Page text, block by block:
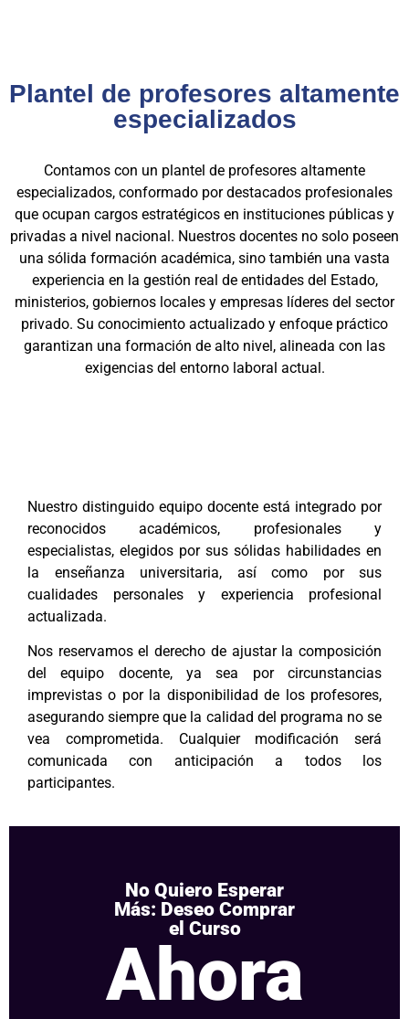
Plantel de profesores altamente
especializados
Contamos con un plantel de profesores altamente
especializados, conformado por destacados profesionales
que ocupan cargos estratégicos en instituciones públicas y
privadas a nivel nacional. Nuestros docentes no solo poseen
una sólida formación académica, sino también una vasta
experiencia en la gestión real de entidades del Estado,
ministerios, gobiernos locales y empresas líderes del sector
privado. Su conocimiento actualizado y enfoque práctico
garantizan una formación de alto nivel, alineada con las
exigencias del entorno laboral actual.
Nuestro distinguido equipo docente está integrado por
reconocidos académicos, profesionales y
especialistas, elegidos por sus sólidas habilidades en
la enseñanza universitaria, así como por sus
cualidades personales y experiencia profesional
actualizada.
Nos reservamos el derecho de ajustar la composición
del equipo docente, ya sea por circunstancias
imprevistas o por la disponibilidad de los profesores,
asegurando siempre que la calidad del programa no se
vea comprometida. Cualquier modificación será
comunicada con anticipación a todos los
participantes.
No Quiero Esperar
Más: Deseo Comprar
el Curso
Ahora